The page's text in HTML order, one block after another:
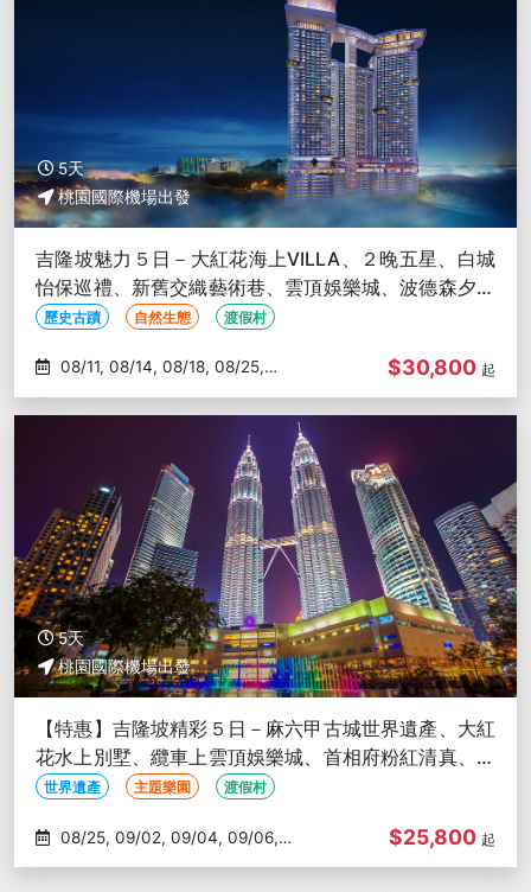
5天
桃園國際機場出發
吉隆坡魅力５日－大紅花海上VILLA、２晚五星、白城
怡保巡禮、新舊交織藝術巷、雲頂娛樂城、波德森夕陽
遊船
歷史古蹟 自然生態 渡假村
09/04
$30,800 起
5天
桃園國際機場出發
【特惠】吉隆坡精彩５日－麻六甲古城世界遺產、大紅
花水上別墅、纜車上雲頂娛樂城、首相府粉紅清真、雙
子星花園廣場
世界遺產 主題樂園 渡假村
09/11
$25,800 起